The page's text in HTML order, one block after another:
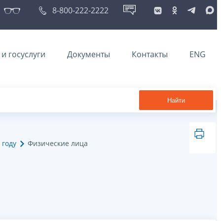
8-800-222-2222
госуслуги Документы Контакты ENG
Найти
Физические лица